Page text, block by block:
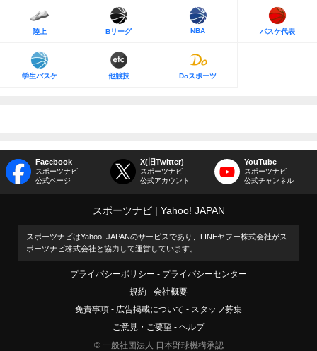
陸上 Bリーグ NBA バスケ代表
学生バスケ 他競技 Doスポーツ
Facebook
スポーツナビ
公式ページ
X(旧Twitter)
スポーツナビ
公式アカウント
YouTube
スポーツナビ
公式チャンネル
スポーツナビ Yahoo! JAPAN
スポーツナビはYahoo! JAPANのサービスであり、LINEヤフー株式会社がス
ポーツナビ株式会社と協力して運営しています。
プライバシーポリシー
プライバシーセンター
規約
会社概要
免責事項
広告掲載について
スタッフ募集
ご意見・ご要望
ヘルプ
© 一般社団法人 日本野球機構承認